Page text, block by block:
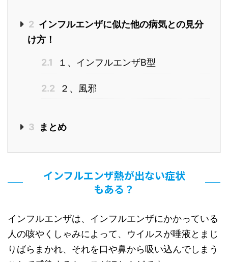
2 インフルエンザに似た他の病気との見分
け方！
2.1 １、インフルエンザB型
2.2 ２、風邪
3 まとめ
インフルエンザ熱が出ない症状
もある？
インフルエンザは、インフルエンザにかかっている
人の咳やくしゃみによって、ウイルスが唾液とまじ
りばらまかれ、それを口や鼻から吸い込んでしまう